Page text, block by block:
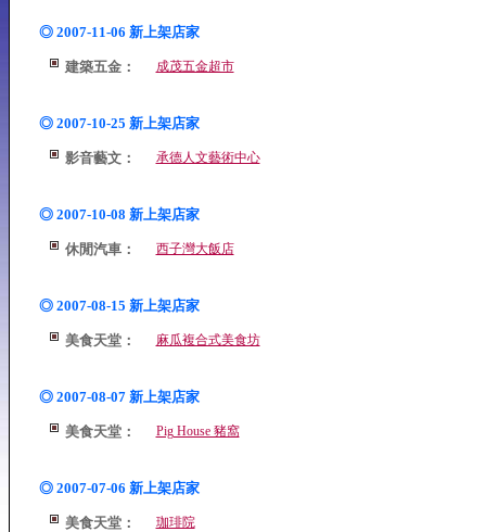
◎ 2007-11-06 新上架店家
建築五金： 成茂五金超市
◎ 2007-10-25 新上架店家
影音藝文： 承德人文藝術中心
◎ 2007-10-08 新上架店家
休閒汽車： 西子灣大飯店
◎ 2007-08-15 新上架店家
美食天堂： 麻瓜複合式美食坊
◎ 2007-08-07 新上架店家
美食天堂： Pig House 豬窩
◎ 2007-07-06 新上架店家
美食天堂： 珈琲院